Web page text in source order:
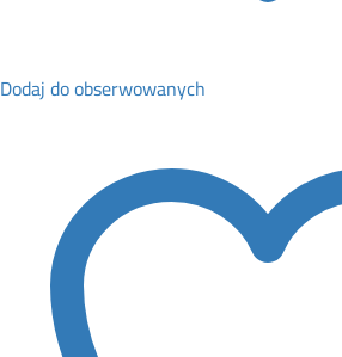
Dodaj do obserwowanych